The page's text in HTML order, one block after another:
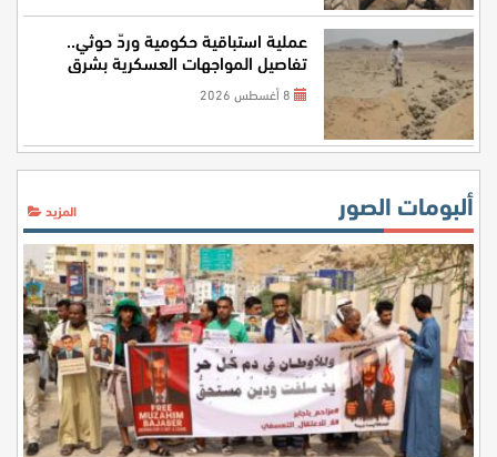
عملية استباقية حكومية وردّ حوثي..
تفاصيل المواجهات العسكرية بشرق
اليمن
ألبومات الصور المزيد